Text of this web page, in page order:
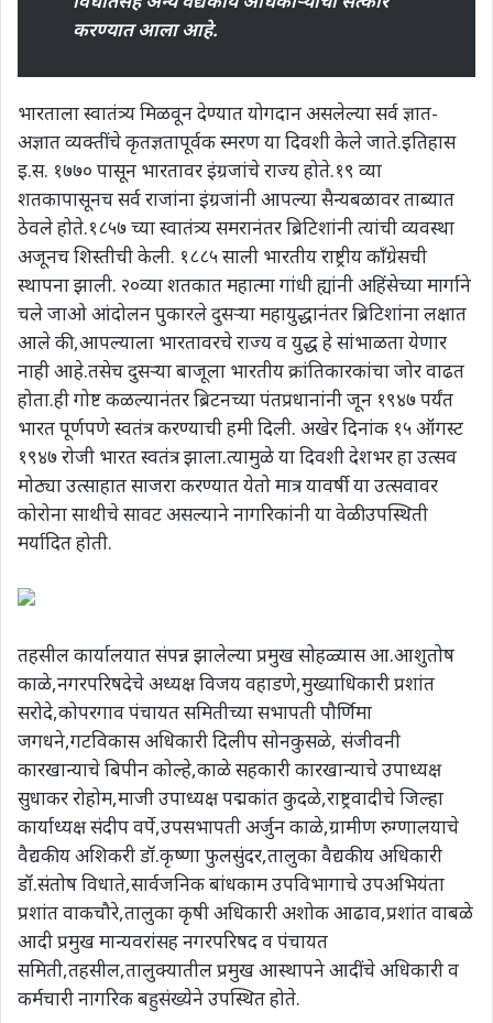
करण्यात आला आहे.
भारताला स्वातंत्र्य मिळवून देण्यात योगदान असलेल्या सर्व ज्ञात-
अज्ञात व्यक्तींचे कृतज्ञतापूर्वक स्मरण या दिवशी केले जाते.इतिहास
इ.स. १७७० पासून भारतावर इंग्रजांचे राज्य होते.१९ व्या
शतकापासूनच सर्व राजांना इंग्रजांनी आपल्या सैन्यबळावर ताब्यात
ठेवले होते.१८५७ च्या स्वातंत्र्य समरानंतर ब्रिटिशांनी त्यांची व्यवस्था
अजूनच शिस्तीची केली. १८८५ साली भारतीय राष्ट्रीय काँग्रेसची
स्थापना झाली. २०व्या शतकात महात्मा गांधी ह्यांनी अहिंसेच्या मार्गाने
चले जाओ आंदोलन पुकारले दुसऱ्या महायुद्धानंतर ब्रिटिशांना लक्षात
आले की,आपल्याला भारतावरचे राज्य व युद्ध हे सांभाळता येणार
नाही आहे.तसेच दुसऱ्या बाजूला भारतीय क्रांतिकारकांचा जोर वाढत
होता.ही गोष्ट कळल्यानंतर ब्रिटनच्या पंतप्रधानांनी जून १९४७ पर्यंत
भारत पूर्णपणे स्वतंत्र करण्याची हमी दिली. अखेर दिनांक १५ ऑगस्ट
१९४७ रोजी भारत स्वतंत्र झाला.त्यामुळे या दिवशी देशभर हा उत्सव
मोठ्या उत्साहात साजरा करण्यात येतो मात्र यावर्षी या उत्सवावर
कोरोना साथीचे सावट असल्याने नागरिकांनी या वेळी उपस्थिती
मर्यादित होती.
तहसील कार्यालयात संपन्न झालेल्या प्रमुख सोहळ्यास आ.आशुतोष
काळे,नगरपरिषदेचे अध्यक्ष विजय वहाडणे,मुख्याधिकारी प्रशांत
सरोदे,कोपरगाव पंचायत समितीच्या सभापती पौर्णिमा
जगधने,गटविकास अधिकारी दिलीप सोनकुसळे, संजीवनी
कारखान्याचे बिपीन कोल्हे,काळे सहकारी कारखान्याचे उपाध्यक्ष
सुधाकर रोहोम,माजी उपाध्यक्ष पद्मकांत कुदळे,राष्ट्रवादीचे जिल्हा
कार्याध्यक्ष संदीप वर्पे,उपसभापती अर्जुन काळे,ग्रामीण रुग्णालयाचे
वैद्यकीय अशिकरी डॉ.कृष्णा फुलसुंदर,तालुका वैद्यकीय अधिकारी
डॉ.संतोष विधाते,सार्वजनिक बांधकाम उपविभागाचे उपअभियंता
प्रशांत वाकचौरे,तालुका कृषी अधिकारी अशोक आढाव,प्रशांत वाबळे
आदी प्रमुख मान्यवरांसह नगरपरिषद व पंचायत
समिती,तहसील,तालुक्यातील प्रमुख आस्थापने आदींचे अधिकारी व
कर्मचारी नागरिक बहुसंख्येने उपस्थित होते.